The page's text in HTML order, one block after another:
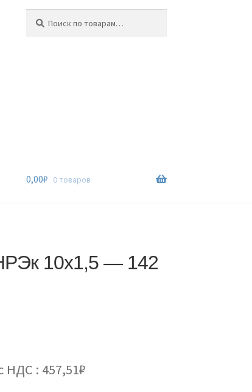
0,00₽ 0 товаров
10х1,5 — 142
НДС : 457,51₽